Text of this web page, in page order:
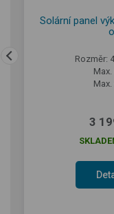
Solární panel
Rozměr:
3